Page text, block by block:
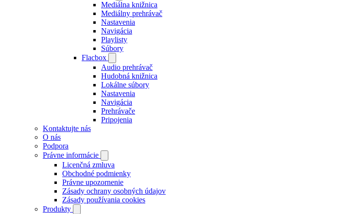
Mediálna knižnica
Mediálny prehrávač
Nastavenia
Navigácia
Playlisty
Súbory
Flacbox
Audio prehrávač
Hudobná knižnica
Lokálne súbory
Nastavenia
Navigácia
Prehrávače
Pripojenia
Kontaktujte nás
O nás
Podpora
Právne informácie
Licenčná zmluva
Obchodné podmienky
Právne upozornenie
Zásady ochrany osobných údajov
Zásady používania cookies
Produkty